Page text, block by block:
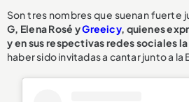
Son tres nombres que suenan fuerte
G, Elena Rosé yGreeicy, quienes
y en sus respectivas redes sociales
haber sido invitadas a cantar junto a la